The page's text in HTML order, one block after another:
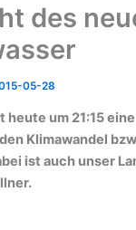
des
05-28
heute um 21:15
Klimawandel
ist auch unser